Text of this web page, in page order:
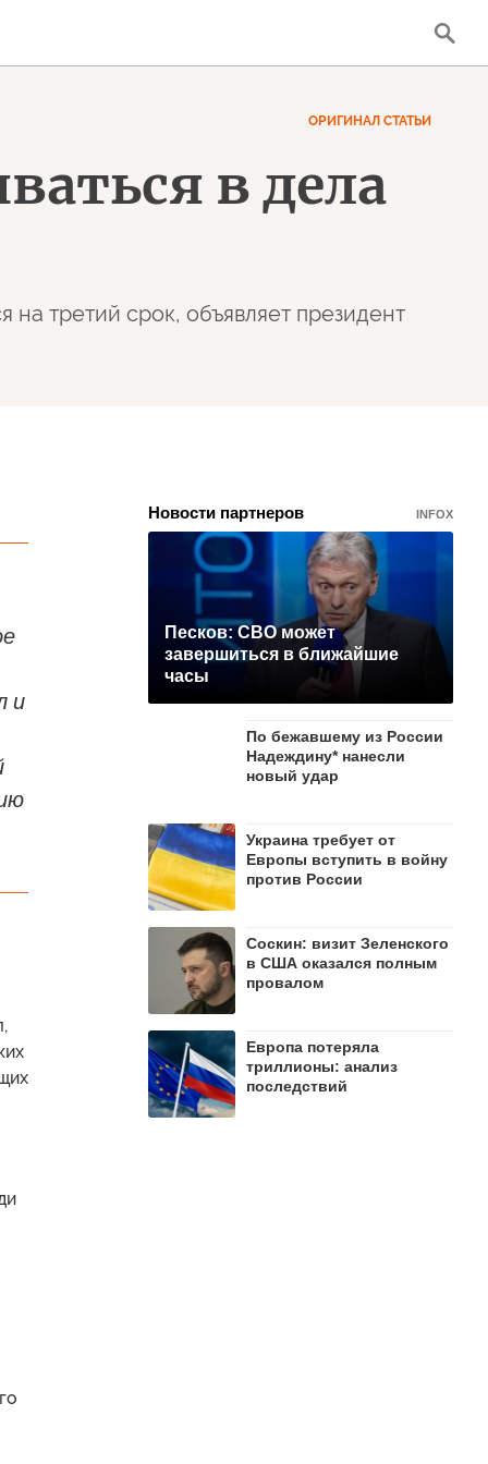
ОРИГИНАЛ СТАТЬИ
в дела
третий срок, объявляет президент
и
Новости партнеров INFOX
Песков: СВО может
завершиться в ближайшие
часы
По бежавшему из России
Надеждину* нанесли
новый удар
Украина требует от
Европы вступить в войну
против России
Соскин: визит Зеленского
в США оказался полным
провалом
Европа потеряла
триллионы: анализ
последствий